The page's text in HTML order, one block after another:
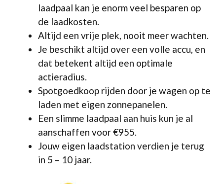
laadpaal kan je enorm veel besparen op
de laadkosten.
Altijd een vrije plek, nooit meer wachten.
Je beschikt altijd over een volle accu, en
dat betekent altijd een optimale
actieradius.
Spotgoedkoop rijden door je wagen op te
laden met eigen zonnepanelen.
Een slimme laadpaal aan huis kun je al
aanschaffen voor €955.
Jouw eigen laadstation verdien je terug
in 5 – 10 jaar.